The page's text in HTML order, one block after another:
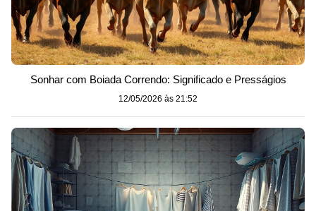
Sonhar com Boiada Correndo: Significado e Presságios
12/05/2026 às 21:52